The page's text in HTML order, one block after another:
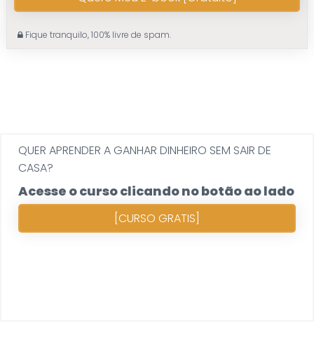
Fique tranquilo, 100% livre de spam.
QUER APRENDER A GANHAR DINHEIRO SEM SAIR DE
CASA?
Acesse o curso clicando no botão ao lado
[CURSO GRATIS]